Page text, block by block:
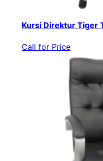
Kursi Direktur Tiger
Call for Price